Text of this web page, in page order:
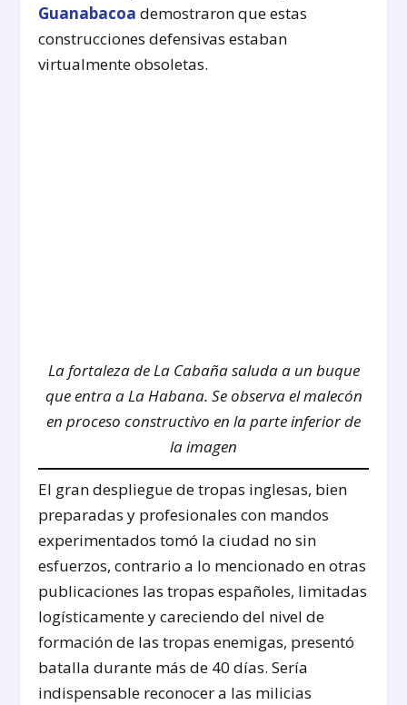
Guanabacoa demostraron que estas
construcciones defensivas estaban
virtualmente obsoletas.
La fortaleza de La Cabaña saluda a un buque
que entra a La Habana. Se observa el malecón
en proceso constructivo en la parte inferior de
la imagen
El gran despliegue de tropas inglesas, bien
preparadas y profesionales con mandos
experimentados tomó la ciudad no sin
esfuerzos, contrario a lo mencionado en otras
publicaciones las tropas españoles, limitadas
logísticamente y careciendo del nivel de
formación de las tropas enemigas, presentó
batalla durante más de 40 días. Sería
indispensable reconocer a las milicias